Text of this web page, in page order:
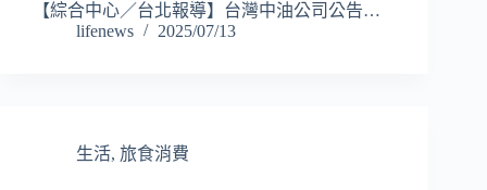
【綜合中心／台北報導】台灣中油公司公告…
lifenews
2025/07/13
生活, 旅食消費